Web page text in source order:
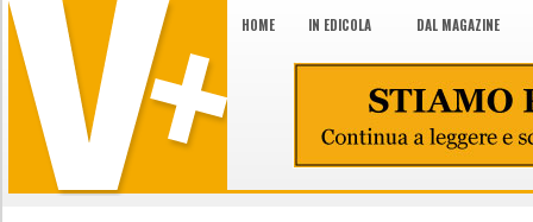
HOME IN EDICOLA DAL MAGAZINE